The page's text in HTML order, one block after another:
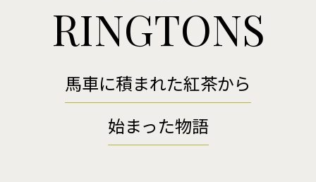
RINGTONS
馬車に積まれた紅茶から
始まった物語